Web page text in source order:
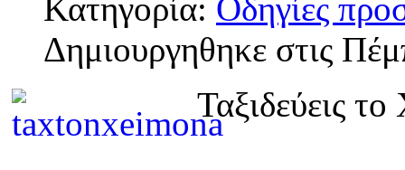
Κατηγορία: Οδηγίες
Δημιουργηθηκε στις
Ταξιδεύεις